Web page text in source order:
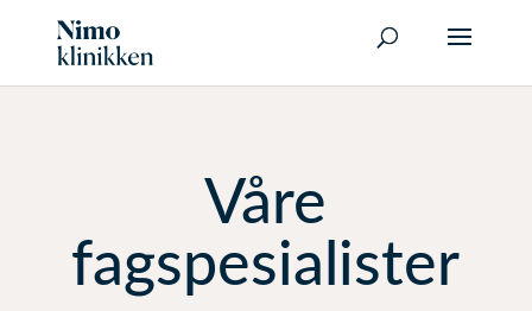
Våre
fagspesialister